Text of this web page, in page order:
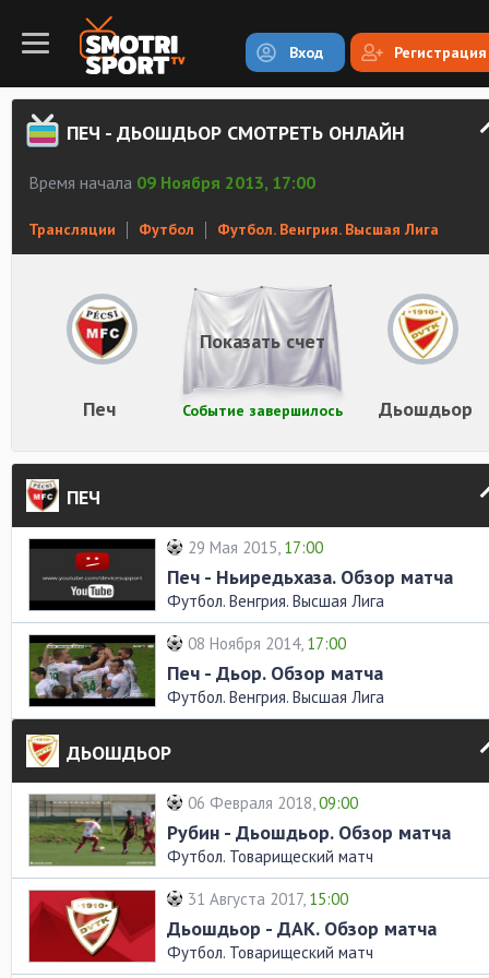
Вход Регистрация
ПЕЧ - ДЬОШДЬОР СМОТРЕТЬ ОНЛАЙН
Время начала 09 Ноября 2013, 17:00
Трансляции Футбол Футбол. Венгрия. Высшая Лига
Печ Дьошдьор
Событие завершилось
Показать счет
ПЕЧ
29 Мая 2015, 17:00
Печ - Ньиредьхаза. Обзор матча
Футбол. Венгрия. Высшая Лига
08 Ноября 2014, 17:00
Печ - Дьор. Обзор матча
Футбол. Венгрия. Высшая Лига
ДЬОШДЬОР
06 Февраля 2018,09:00
Рубин - Дьошдьор. Обзор матча
Футбол. Товарищеский матч
31 Августа 2017, 15:00
Дьошдьор - ДАК. Обзор матча
Футбол. Товарищеский матч